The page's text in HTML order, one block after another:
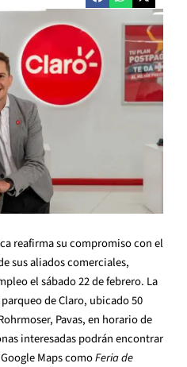
reafirma su compromiso con el
sus aliados comerciales,
el sábado 22 de febrero. La
de Claro, ubicado 50
Pavas, en horario de
interesadas podrán encontrar
Maps comoFeria de